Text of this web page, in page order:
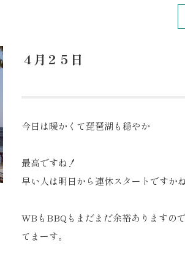
４月２５日
今日は暖かくて琵琶湖も穏やか
最高ですね！
早い人は明日から連休スタートですかね
WBもBBQもまだまだ余裕ありますの
てまーす。